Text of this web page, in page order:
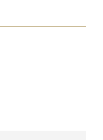
ドレスモア）